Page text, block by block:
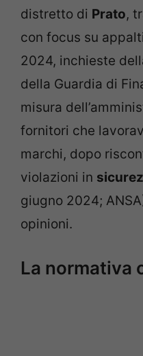
distretto di Prato,
con focus su
2024, inchieste
della Guardia di
misura
fornitori che
marchi, dopo
violazioni in
giugno 2024;
opinioni.
La normativa